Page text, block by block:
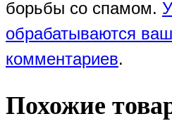
борьбы со спамом.
обрабатываются
комментариев.
Похожие